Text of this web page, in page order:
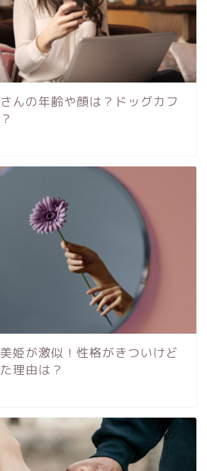
んの年齢や顔は？ドッグカフ
姫が激似！性格がきついけど
理由は？